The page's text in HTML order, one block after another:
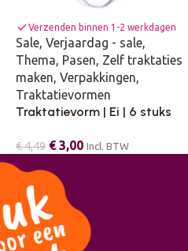
checkVerzenden binnen 1-2 werkdagen
Sale, Verjaardag - sale,
Thema, Pasen, Zelf traktaties
maken, Verpakkingen,
Traktatievormen
Traktatievorm | Ei | 6 stuks
€4,49 €3,00 Incl. BTW